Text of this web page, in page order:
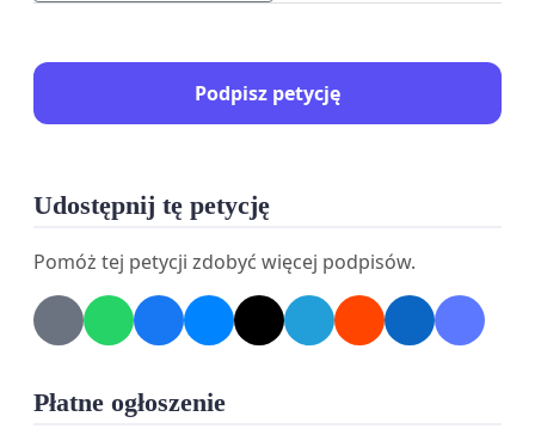
społeczności.
Planowana inwestycja oznacza dalszą betonizację
rosnącej potrzeby ochrony środowiska, takie
Wnosimy o:
natychmiastowe wstrzymanie planów likwidacji
Podpisz petycję
Udostępnij tę petycję
Pomóż tej petycji zdobyć więcej podpisów.
Płatne ogłoszenie